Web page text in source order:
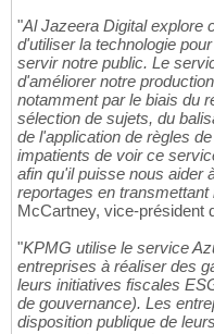
"Al Jazeera Digital explore
d'utiliser la technologie
servir notre public. Le
d'améliorer notre
notamment par le biais du
sélection de sujets, du
de l'application de règles
impatients de voir ce
afin qu'il puisse nous aider
reportages en transmettant
McCartney, vice-président
"KPMG utilise le service
entreprises à réaliser des
leurs initiatives fiscales
de gouvernance). Les
disposition publique de